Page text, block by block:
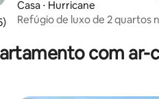
avaliação média de 5, 285
Casa ⋅ Hurricane
Refúgio de luxo de 2 quartos
com ar-